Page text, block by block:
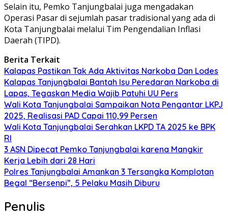
Selain itu, Pemko Tanjungbalai juga mengadakan
Operasi Pasar di sejumlah pasar tradisional yang ada di
Kota Tanjungbalai melalui Tim Pengendalian Inflasi
Daerah (TIPD).
Berita Terkait
Kalapas Pastikan Tak Ada Aktivitas Narkoba Dan Lodes
Kalapas Tanjungbalai Bantah Isu Peredaran Narkoba di
Lapas, Tegaskan Media Wajib Patuhi UU Pers
Wali Kota Tanjungbalai Sampaikan Nota Pengantar LKPJ
2025, Realisasi PAD Capai 110,99 Persen
Wali Kota Tanjungbalai Serahkan LKPD TA 2025 ke BPK
RI
3 ASN Dipecat Pemko Tanjungbalai karena Mangkir
Kerja Lebih dari 28 Hari
Polres Tanjungbalai Amankan 3 Tersangka Komplotan
Begal “Bersenpi”, 5 Pelaku Masih Diburu
Penulis